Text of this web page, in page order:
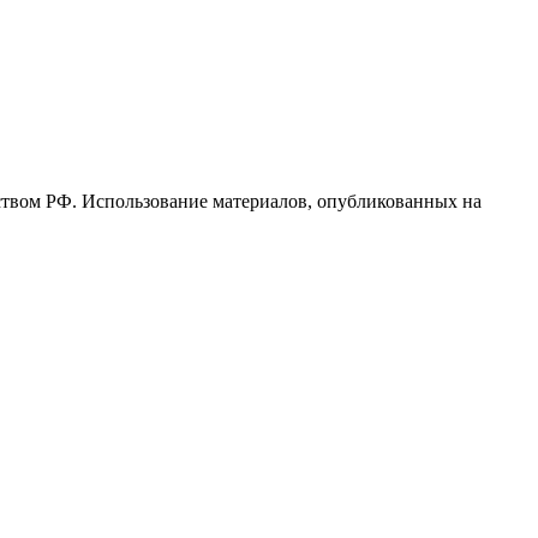
РФ. Использование материалов, опубликованных на